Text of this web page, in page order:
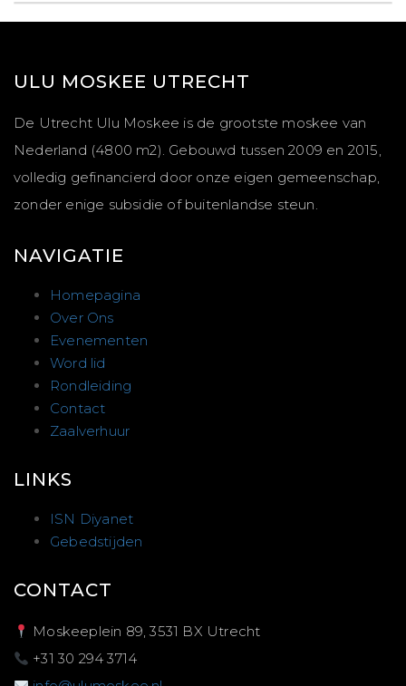
ULU MOSKEE UTRECHT
De Utrecht Ulu Moskee is de grootste moskee van
Nederland (4800 m2). Gebouwd tussen 2009 en 2015,
volledig gefinancierd door onze eigen gemeenschap,
zonder enige subsidie of buitenlandse steun.
NAVIGATIE
Homepagina
Over Ons
Evenementen
Word lid
Rondleiding
Contact
Zaalverhuur
LINKS
ISN Diyanet
Gebedstijden
CONTACT
Moskeeplein 89, 3531 BX Utrecht
+31 30 294 3714